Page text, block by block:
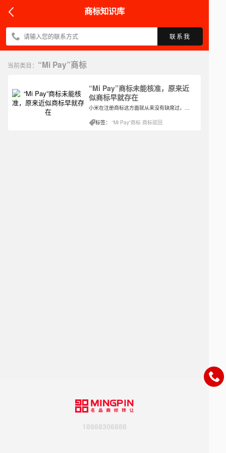
商标知识库
联系我
当前类目： “Mi Pay”商标
“Mi Pay”商标未能核准，原来近
似商标早就存在
标签：“Mi Pay”商标 商标驳回
18868306888